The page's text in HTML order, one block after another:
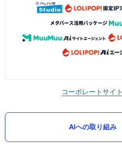
コーポレートサイト
AIへの取り組み